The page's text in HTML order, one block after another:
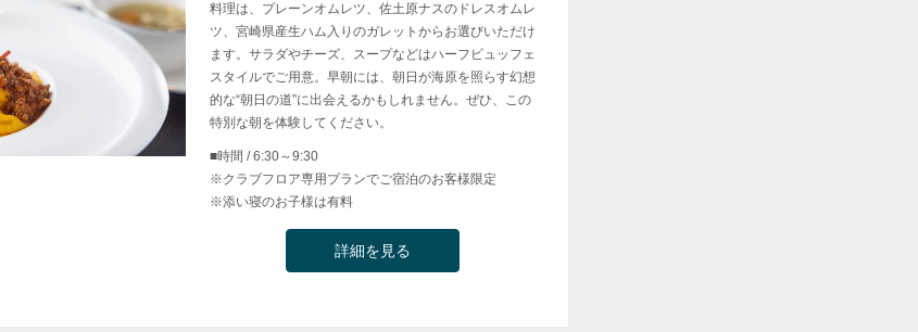
料理は、プレーンオムレツ、佐土原ナスのドレスオムレ
ツ、宮崎県産生ハム入りのガレットからお選びいただけ
ます。サラダやチーズ、スープなどはハーフビュッフェ
スタイルでご用意。早朝には、朝日が海原を照らす幻想
的な“朝日の道”に出会えるかもしれません。ぜひ、この
特別な朝を体験してください。
■時間 / 6:30～9:30
※クラブフロア専用プランでご宿泊のお客様限定
※添い寝のお子様は有料
詳細を見る